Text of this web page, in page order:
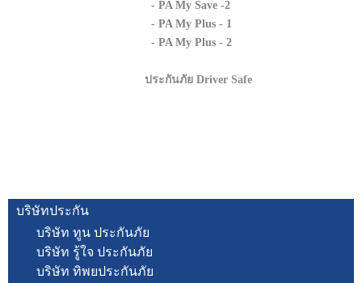
- PA My Save -2
- PA My Plus - 1
- PA My Plus - 2
ประกันภัย Driver Safe
บริษัทประกัน
บริษัท ทูน ประกันภัย
บริษัท รู้ใจ ประกันภัย
บริษัท ทิพยประกันภัย